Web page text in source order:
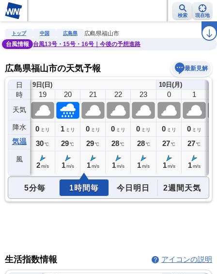
検索 現在地
雨雲レーダー 台風情報 地震情報 ラ
トップ 中国 広島県
広島県福山市
台風情報
台風13号・15号・16号｜今後の予想進路
広島県福山市の天気予報 最新見解
日
時
天気
降水
気温
風
9日(日)
18
0ミリ
31℃
19
0 ミリ
30℃
2 m/s
20
1 ミリ
29℃
1 m/s
21
0 ミリ
29℃
1 m/s
22
0 ミリ
28℃
1 m/s
23
0 ミリ
28 ℃
1m/s
10日(月)
0
0 ミリ
27℃
1 m/s
1
0 ミリ
27℃
1 m/s
5分毎 1時間毎 今日明日 2週間天気
生活指数情報 アイコンの説明